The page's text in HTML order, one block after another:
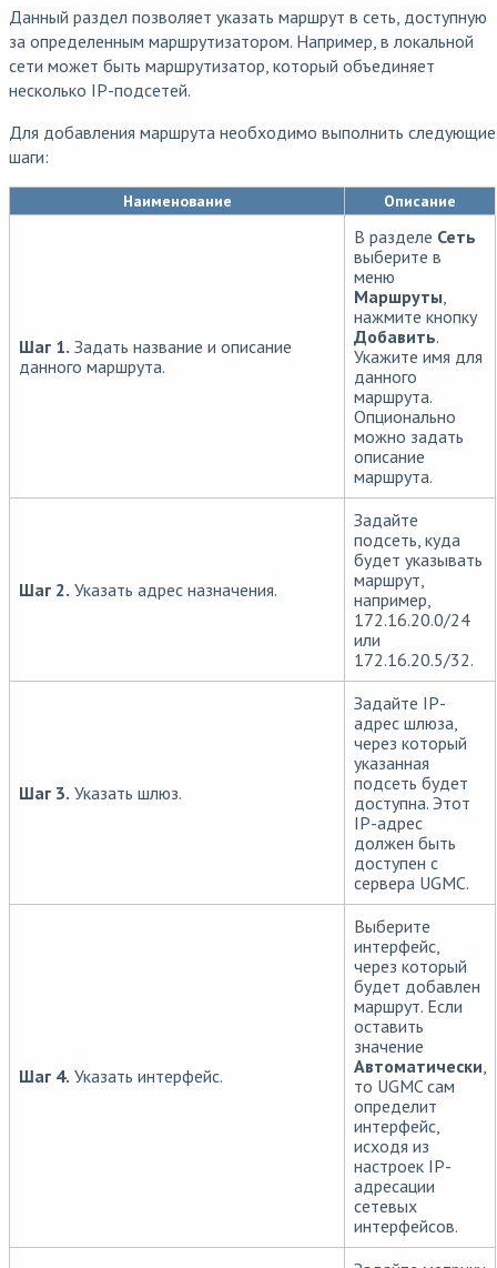
Данный раздел позволяет указать маршрут в сеть, доступную
за определенным маршрутизатором. Например, в локальной
сети может быть маршрутизатор, который объединяет
несколько IP-подсетей.
Для добавления маршрута необходимо выполнить следующие
шаги:
Наименование Описание
Шаг 1. Задать название и описание
данного маршрута.
В разделе Сеть
выберите в
меню
Маршруты
нажмите кнопку
Добавить.
Укажите имя для
данного
маршрута.
Опционально
можно задать
описание
маршрута.
Шаг 2. Указать адрес назначения.
Задайте
подсеть, куда
будет указывать
маршрут,
например,
172.16.20.0/24
или
172.16.20.5/32.
Шаг 3. Указать шлюз.
Задайте IP-
адрес шлюза,
через который
указанная
подсеть будет
доступна. Этот
IP-адрес
должен быть
доступен с
сервера UGMC.
Шаг 4. Указать интерфейс.
Выберите
интерфейс,
через который
будет добавлен
маршрут. Если
оставить
значение
Автоматически
то UGMC сам
определит
интерфейс,
исходя из
настроек IP-
адресации
сетевых
интерфейсов.